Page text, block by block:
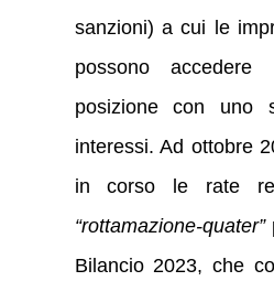
sanzioni) a cui le
possono
posizione con uno
interessi. Ad ottobre
in corso le rate
“rottamazione-quater”
Bilancio 2023, che